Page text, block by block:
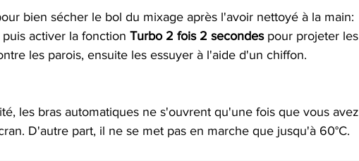
bien sécher le bol du mixage après l'avoir nettoyé à la main:
activer la fonction Turbo 2 fois 2 secondes pour projeter les
les parois, ensuite les essuyer à l'aide d'un chiffon.
les bras automatiques ne s'ouvrent qu'une fois que vous avez
D'autre part, il ne se met pas en marche que jusqu'à 60°C.